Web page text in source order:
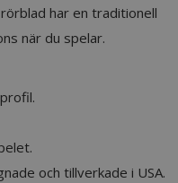
har en traditionell
när du spelar.
och tillverkade i USA.